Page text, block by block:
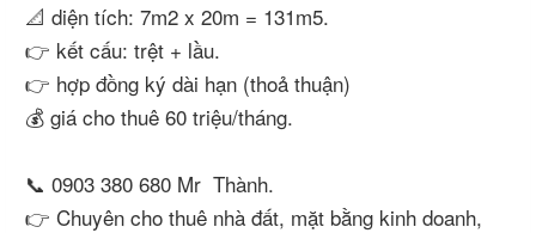
📐 diện tích: 7m2 x 20m = 131m5.
👉 kết cấu: trệt + lầu.
👉 hợp đồng ký dài hạn (thoả thuận)
💰 giá cho thuê 60 triệu/tháng.
📞 0903 380 680 Mr Thành.
👉 Chuyên cho thuê nhà đất, mặt bằng kinh doanh,